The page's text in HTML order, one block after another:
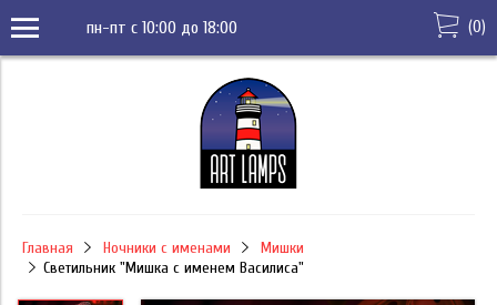
пн-пт с 10:00 до 18:00 (0)
Главная Ночники с именами
Мишки
Светильник "Мишка с именем Василиса"